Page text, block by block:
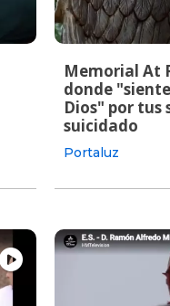
Memorial At
donde
Dios" por tus
suicidado
Portaluz